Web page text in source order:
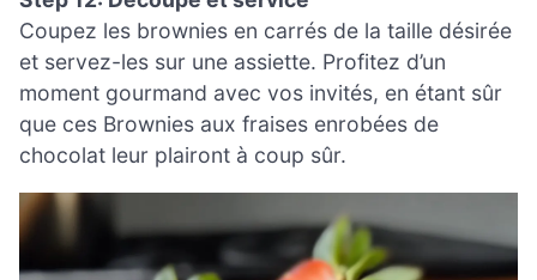
Coupez les brownies en carrés de la taille désirée
et servez-les sur une assiette. Profitez d’un
moment gourmand avec vos invités, en étant sûr
que ces Brownies aux fraises enrobées de
chocolat leur plairont à coup sûr.